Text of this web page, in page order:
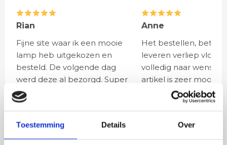
Toestemming Details Over
Rian
Fijne site waar ik een mooie
lamp heb uitgekozen en
besteld. De volgende dag
werd deze al bezorgd. Super
netjes en veilig verpakt.
Anne
Het bestellen,
leveren verliep vlot en
volledig naar wens.
artikel is zeer mooi
veel sfeer, het is ook
eenvoudig te